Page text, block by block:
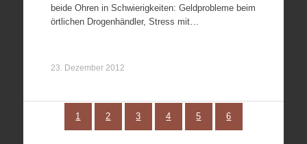
beide Ohren in Schwierigkeiten: Geldprobleme beim
örtlichen Drogenhändler, Stress mit…
23. Dezember 2012
1 2 3 4 5 6